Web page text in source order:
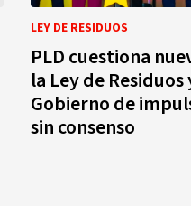
LEY DE RESIDUOS
PLD cuestiona
la Ley de Residuos
Gobierno de
sin consenso